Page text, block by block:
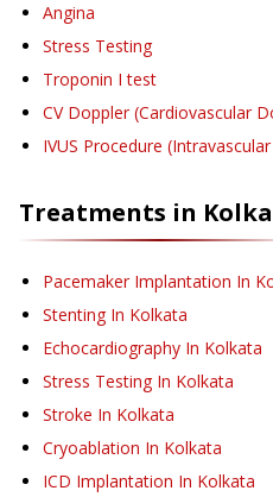
Angina
Stress Testing
Troponin I test
CV Doppler (Cardiovascular
IVUS Procedure
Treatments in
Pacemaker Implantation In
Stenting In Kolkata
Echocardiography In Kolkata
Stress Testing In Kolkata
Stroke In Kolkata
Cryoablation In Kolkata
ICD Implantation In Kolkata